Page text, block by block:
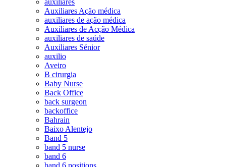
Auxiliares Ação médica
auxiliares de ação médica
Auxiliares de Acção Médica
auxiliares de saúde
Auxiliares Sénior
auxilio
Aveiro
B cirurgia
Baby Nurse
Back Office
back surgeon
backoffice
Bahrain
Baixo Alentejo
Band 5
band 5 nurse
band 6
band 6 positions